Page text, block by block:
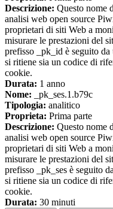
Descrizione: Questo nome
analisi web open source
proprietari di siti Web a
misurare le prestazioni del
prefisso _pk_id è seguito
si ritiene sia un codice di
cookie.
Durata: 1 anno
Nome: _pk_ses.1.b79c
Tipologia: analitico
Proprieta: Prima parte
Descrizione: Questo nome
analisi web open source
proprietari di siti Web a
misurare le prestazioni del
prefisso _pk_ses è seguito
si ritiene sia un codice di
cookie.
Durata: 30 minuti